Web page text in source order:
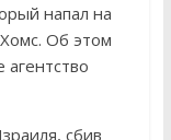
напал на
Об этом
сбив